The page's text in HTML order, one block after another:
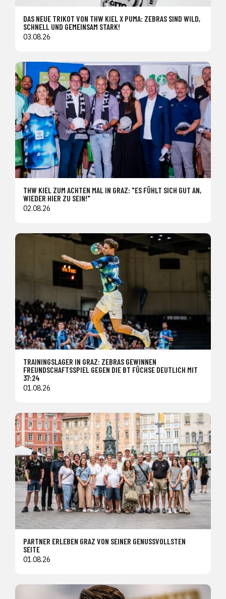
DAS NEUE TRIKOT VON THW KIEL X PUMA: ZEBRAS SIND WILD,
SCHNELL UND GEMEINSAM STARK!
03.08.26
THW KIEL ZUM ACHTEN MAL IN GRAZ: "ES FÜHLT SICH GUT AN,
WIEDER HIER ZU SEIN!"
02.08.26
TRAININGSLAGER IN GRAZ: ZEBRAS GEWINNEN
FREUNDSCHAFTSSPIEL GEGEN DIE BT FÜCHSE DEUTLICH MIT
37:24
01.08.26
PARTNER ERLEBEN GRAZ VON SEINER GENUSSVOLLSTEN
SEITE
01.08.26